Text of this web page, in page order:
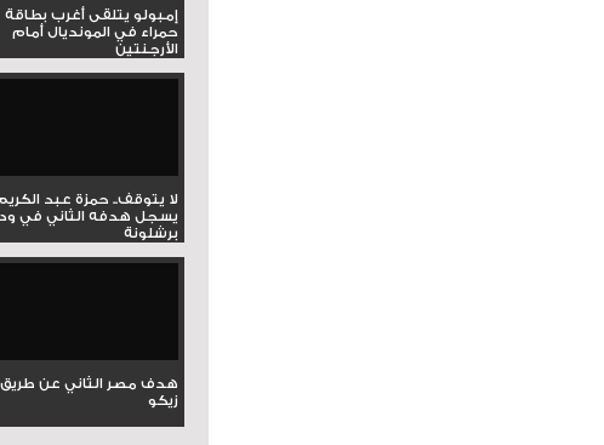
إمبولو يتلقى أغرب بطاقة
حمراء في المونديال أمام
الأرجنتين
لا يتوقف.. حمزة عبد
يسجل هدفه الثاني في
برشلونة
هدف مصر الثاني عن طريق
زيكو